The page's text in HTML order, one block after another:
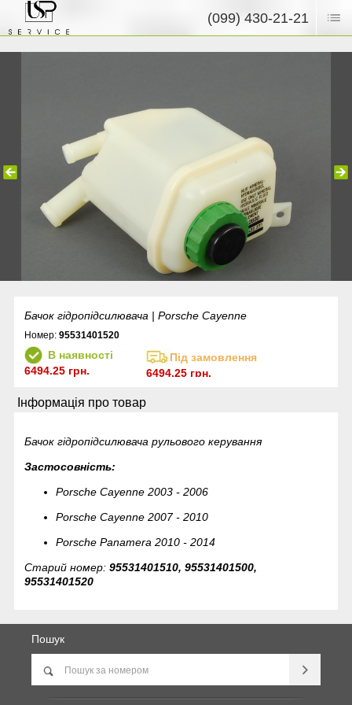
(099) 430-21-21
Бачок гідропідсилювача | Porsche Cayenne
Номер:95531401520
В наявності
6494.25 грн.
Під замовлення
6494.25 грн.
Інформація про товар
Бачок гідропідсилювача рульового керування
Застосовність:
Porsche Cayenne 2003 - 2006
Porsche Cayenne 2007 - 2010
Porsche Panamera 2010 - 2014
Старий номер:95531401510, 95531401500,
95531401520
Пошук